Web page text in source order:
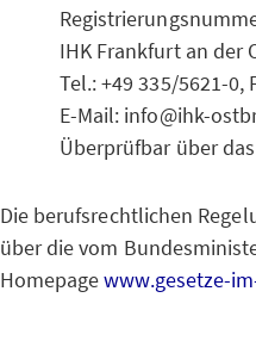
IHK Frankfurt an der
Tel.: +49 335/5621-0,
E-Mail: info@ihk-
Überprüfbar über
Die berufsrechtlichen
über die vom
Homepagewww.gesetze-